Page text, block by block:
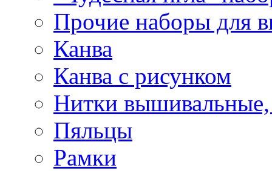
Прочие наборы для
Канва
Канва с рисунком
Нитки
Пяльцы
Рамки